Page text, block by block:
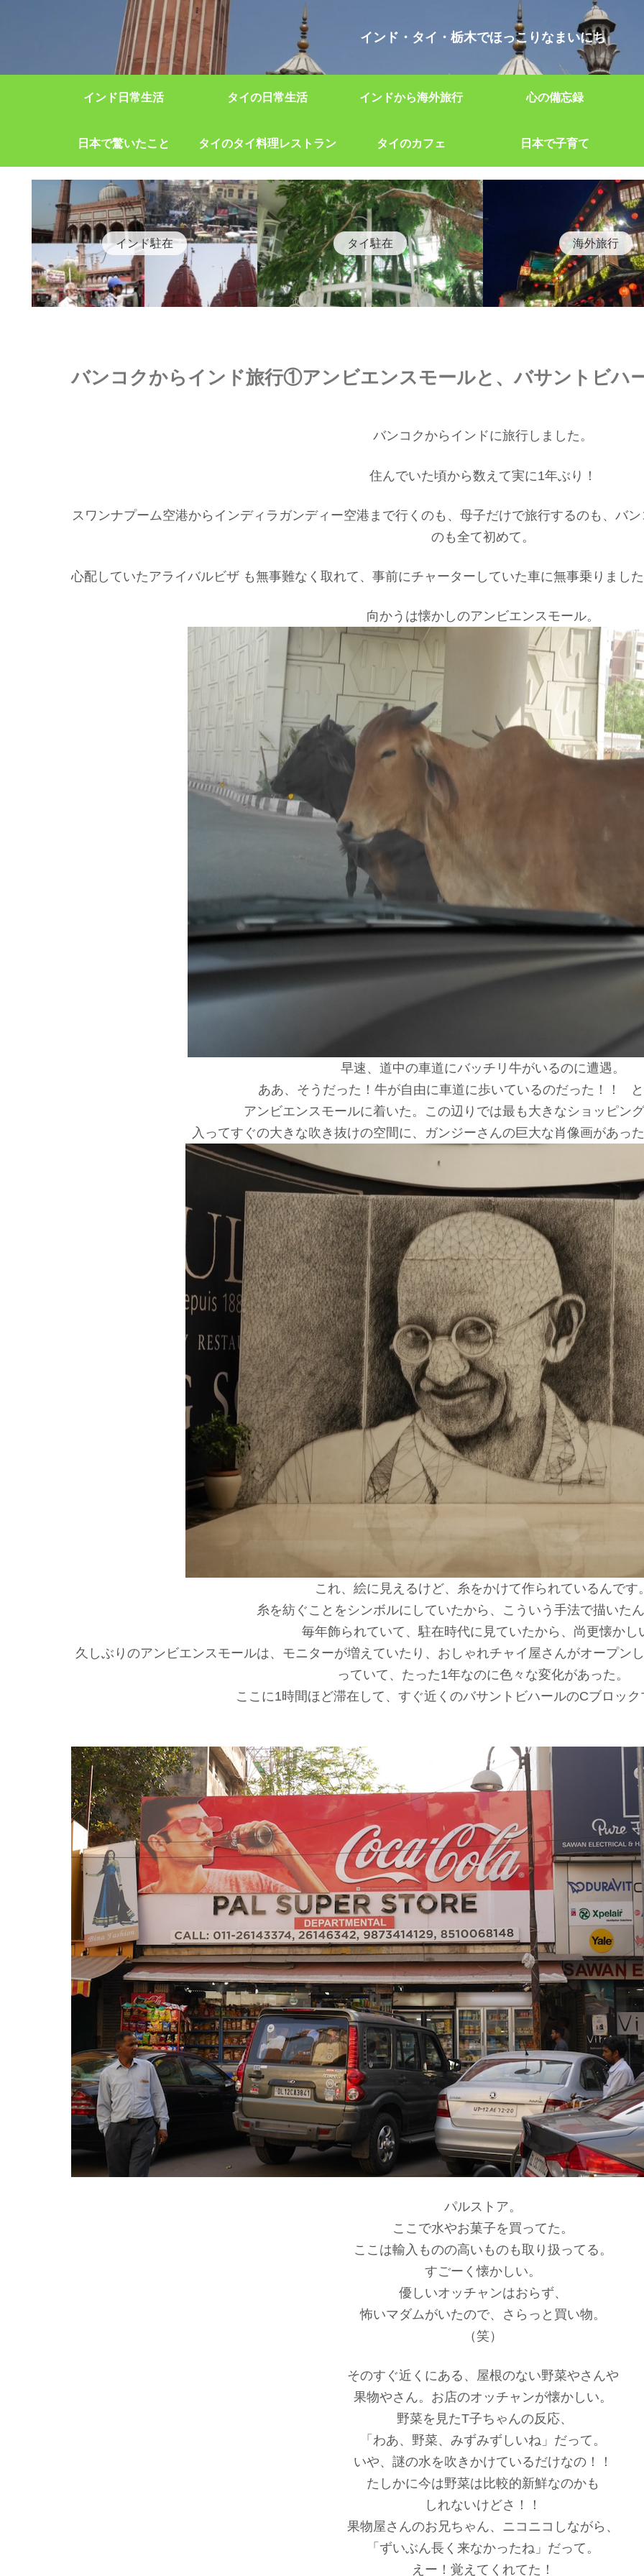
インド・タイ・栃木でほっこりなまいにち
インド日常生活 タイの日常生活 インドから海外旅行 心の備忘録
日本で驚いたこと タイのタイ料理レストラン タイのカフェ 日本で子育て
インド駐在 タイ駐在 海外旅行
バンコクからインド旅行①アンビエンスモールと、バサントビハ
バンコクからインドに旅行しました。
住んでいた頃から数えて実に1年ぶり！
スワンナプーム空港からインディラガンディー空港まで行くのも、母子だけで旅行するのも、バ
のも全て初めて。
心配していたアライバルビザ も無事難なく取れて、事前にチャーターしていた車に無事乗りまし
向かうは懐かしのアンビエンスモール。
早速、道中の車道にバッチリ牛がいるのに遭遇。
ああ、そうだった！牛が自由に車道に歩いているのだった！！
アンビエンスモールに着いた。この辺りでは最も大きなショッピン
入ってすぐの大きな吹き抜けの空間に、ガンジーさんの巨大な肖像画があっ
これ、絵に見えるけど、糸をかけて作られているんです
糸を紡ぐことをシンボルにしていたから、こういう手法で描いた
毎年飾られていて、駐在時代に見ていたから、尚更懐かし
久しぶりのアンビエンスモールは、モニターが増えていたり、おしゃれチャイ屋さんがオープン
っていて、たった1年なのに色々な変化があった。
ここに1時間ほど滞在して、すぐ近くのバサントビハールのCブロッ
パルストア。
ここで水やお菓子を買ってた。
ここは輸入ものの高いものも取り扱ってる。
すごーく懐かしい。
優しいオッチャンはおらず、
怖いマダムがいたので、さらっと買い物。
（笑）
そのすぐ近くにある、屋根のない野菜やさんや
果物やさん。お店のオッチャンが懐かしい。
野菜を見たT子ちゃんの反応、
「わあ、野菜、みずみずしいね」だって。
いや、謎の水を吹きかけているだけなの！！
たしかに今は野菜は比較的新鮮なのかも
しれないけどさ！！
果物屋さんのお兄ちゃん、ニコニコしながら、
「ずいぶん長く来なかったね」だって。
えー！覚えてくれてた！